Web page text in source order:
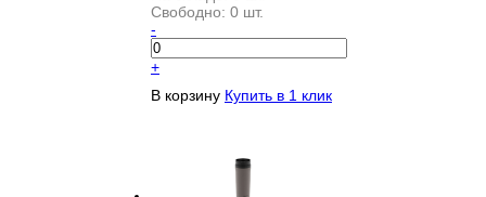
Свободно: 0 шт.
-
+
В корзину Купить в 1 клик